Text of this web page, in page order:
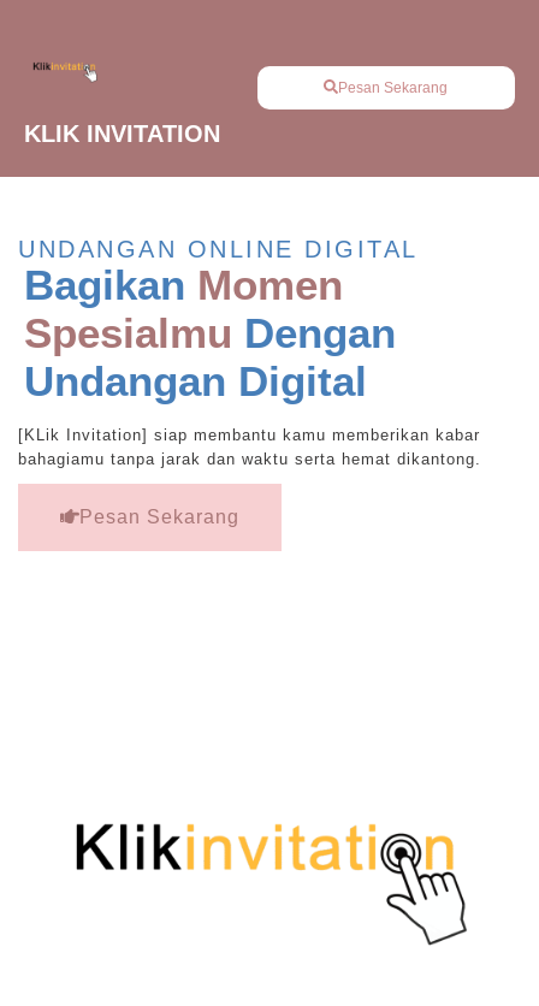
KLIK INVITATION
Pesan Sekarang
UNDANGAN ONLINE DIGITAL
Bagikan Momen
Spesialmu Dengan
Undangan Digital
[KLik Invitation] siap membantu kamu memberikan kabar
bahagiamu tanpa jarak dan waktu serta hemat dikantong.
Pesan Sekarang